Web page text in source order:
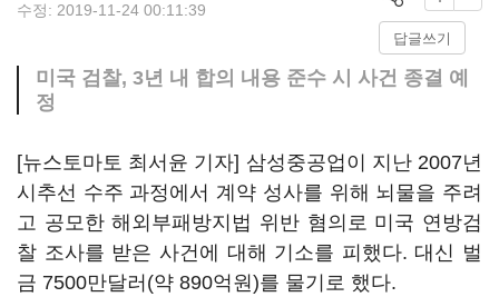
수정: 2019-11-24 00:11:39
답글쓰기
미국 검찰, 3년 내 합의 내용 준수 시 사건 종결 예
정
[뉴스토마토 최서윤 기자] 삼성중공업이 지난 2007년
시추선 수주 과정에서 계약 성사를 위해 뇌물을 주려
고 공모한 해외부패방지법 위반 혐의로 미국 연방검
찰 조사를 받은 사건에 대해 기소를 피했다. 대신 벌
금 7500만달러(약 890억원)를 물기로 했다.